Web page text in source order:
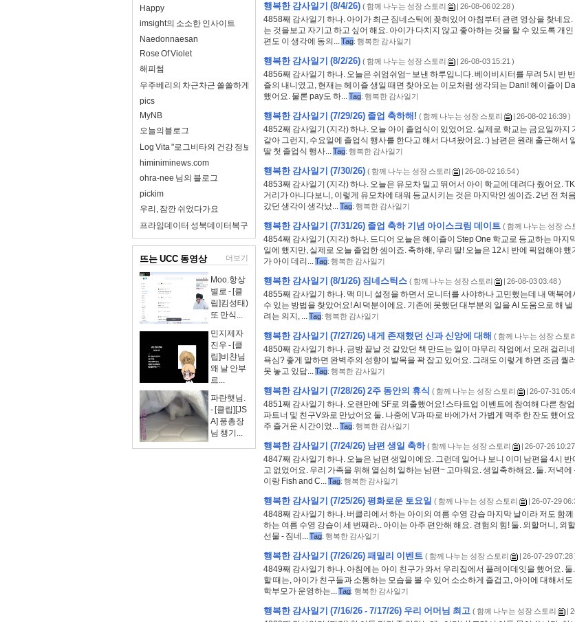
Happy
imsight의 소소한 인사이트
Naedonnaesan
Rose Of Violet
해피썸
우주베리의 차근차근 쏠쏠하게
pics
MyNB
오늘의블로그
Log Vita "로그비타의 건강 정보 완전 정리"
himiniminews.com
ohra-nee 님의 블로그
pickim
우리, 잠깐 쉬었다가요
프라임데이터 성북데이터복구
뜨는 UCC 동영상 더보기
Moo.항상
별로 - [클
립]킴성태)
또 만식...
민지제자
진우 - [클
립]비챤님
왜 날 안부
르...
파란햇님.
- [클립][JS
A] 풍총장
님 챙기...
행복한 감사일기 (8/4/26) ( 함께 나누는 성장 스토리 | 26-08-06 02:28 )
4858째 감사일기 하나. 아이가 최근 짐네스틱에 꽂혀있어 아침부터 관련 영상을 찾네요
는 것을보고 자기고 하고 싶어 해요. 아이가 다치지 않고 좋아하는 것을 할 수 있도록 개
편도 이 생각에 동의...Tag: 행복한 감사일기
행복한 감사일기 (8/2/26) ( 함께 나누는 성장 스토리 | 26-08-03 15:21 )
4856째 감사일기 하나. 오늘은 쉬엄쉬엄~ 보낸 하루입니다. 베이비시터를 무려 5시 반
즐의 내니였고, 현재는 헤이즐 생일 때면 찾아오는 이모처럼 생각되는 Dani! 헤이즐이
했어요. 물론 pay도 하...Tag: 행복한 감사일기
행복한 감사일기 (7/29/26) 졸업 축하해! ( 함께 나누는 성장 스토리 | 26-08-02 16:39 )
4852째 감사일기 (지각) 하나. 오늘 아이 졸업식이 있었어요. 실제로 학교는 금요일까지
같아 그런지, 수요일에 졸업식 행사를 한다고 해서 다녀왔어요. :) 남편은 원래 출근해서
딸 첫 졸업식 행사...Tag: 행복한 감사일기
행복한 감사일기 (7/30/26) ( 함께 나누는 성장 스토리 | 26-08-02 16:54 )
4853째 감사일기 (지각) 하나. 오늘은 유모차 밀고 뛰어서 아이 학교에 데려다 줬어요.
거리가 아니다보니, 이렇게 유모차에 태워 등교시키는 것은 마지막인 셈이죠. 2년 전 처
갔던 생각이 생각났...Tag: 행복한 감사일기
행복한 감사일기 (7/31/26) 졸업 축하 기념 아이스크림 데이트 ( 함께 나누는 성장 스
4854째 감사일기 (지각) 하나. 드디어 오늘은 헤이즐이 Step One 학교로 등교하는 마지
일에 했지만, 실제로 오늘 졸업한 셈이죠. 축하해, 우리 딸! 오늘은 12시 반에 픽업해야 했
가 아이 데리...Tag: 행복한 감사일기
행복한 감사일기 (8/1/26) 짐네스틱스 ( 함께 나누는 성장 스토리 | 26-08-03 03:48 )
4855째 감사일기 하나. 맥 미니 설정을 하면서 모니터를 사야하나 고민했는데 내 맥북
수 있는 방법을 찾았어요! AI 덕분이에요. 기존에 못했던 대부분의 일을 AI 도움으로 해
려는 의지, ...Tag: 행복한 감사일기
행복한 감사일기 (7/27/26) 내게 존재했던 신과 신앙에 대해 ( 함께 나누는 성장 스토
4850째 감사일기 하나. 금방 끝날 것 같았던 책 만드는 일이 마무리 작업에서 오래 걸리
욕심? 좋게 말하면 완벽주의 성향이 발목을 꽉 잡고 있어요. 그래도 이렇게 하면 조금 퀄
못 놓고 있답...Tag: 행복한 감사일기
행복한 감사일기 (7/28/26) 2주 동안의 휴식 ( 함께 나누는 성장 스토리 | 26-07-31
4851째 감사일기 하나. 오랜만에 SF로 외출했어요! 스타트업 이벤트에 참여해 다른 창
파트너 및 친구V와로 만났어요 둘. 나중에 V과 따로 바에가서 가볍게 맥주 한 잔도 했어
주 즐거운 시간이었...Tag: 행복한 감사일기
행복한 감사일기 (7/24/26) 남편 생일 축하 ( 함께 나누는 성장 스토리 | 26-07-26
4847째 감사일기 하나. 오늘은 남편 생일이에요. 그런데 일어나 보니 이미 남편을 4시
고 없었어요. 우리 가족을 위해 열심히 일하는 남편~ 고마워요. 생일축하해요. 둘. 저녁
이랑 Fish and C...Tag: 행복한 감사일기
행복한 감사일기 (7/25/26) 평화로운 토요일 ( 함께 나누는 성장 스토리 | 26-07-29
4848째 감사일기 하나. 버클리에서 하는 아이의 여름 수영 강습 마지막 날이라 저도 함
하는 여름 수영 강습이 세 번째라.. 아이는 아주 편안해 해요. 경험의 힘! 둘. 외할머니, 외
선물 - 짐네...Tag: 행복한 감사일기
행복한 감사일기 (7/26/26) 패밀리 이벤트 ( 함께 나누는 성장 스토리 | 26-07-29 07:28
4849째 감사일기 하나. 아침에는 아이 친구가 와서 우리집에서 플레이데잇을 했어요.
할 때는, 아이가 친구들과 소통하는 모습을 볼 수 있어 소소하게 즐겁고, 아이에 대해서
학부모가 운영하는...Tag: 행복한 감사일기
행복한 감사일기 (7/16/26 - 7/17/26) 우리 어머님 최고 ( 함께 나누는 성장 스토리 |